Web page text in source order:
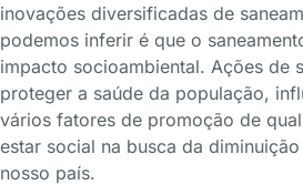
inovações diversificadas de
podemos inferir é que o
impacto socioambiental. Ações de
proteger a saúde da população,
vários fatores de promoção de
estar social na busca da
nosso país.